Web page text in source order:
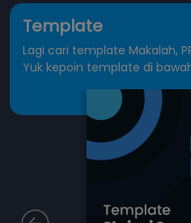
Template
Lagi cari template Makalah,
Yuk kepoin template di